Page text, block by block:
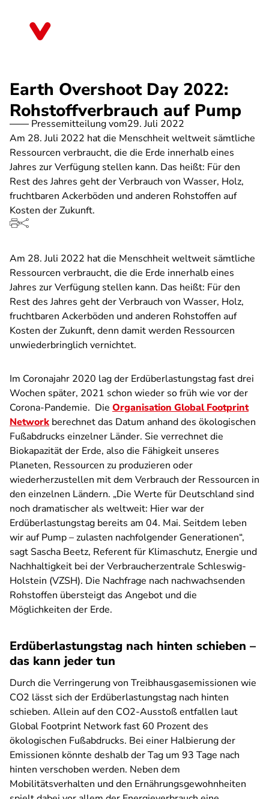
Earth Overshoot Day 2022:
Rohstoffverbrauch auf Pump
Pressemitteilung vom29. Juli 2022
Am 28. Juli 2022 hat die Menschheit weltweit sämtliche
Ressourcen verbraucht, die die Erde innerhalb eines
Jahres zur Verfügung stellen kann. Das heißt: Für den
Rest des Jahres geht der Verbrauch von Wasser, Holz,
fruchtbaren Ackerböden und anderen Rohstoffen auf
Kosten der Zukunft.
Am 28. Juli 2022 hat die Menschheit weltweit sämtliche
Ressourcen verbraucht, die die Erde innerhalb eines
Jahres zur Verfügung stellen kann. Das heißt: Für den
Rest des Jahres geht der Verbrauch von Wasser, Holz,
fruchtbaren Ackerböden und anderen Rohstoffen auf
Kosten der Zukunft, denn damit werden Ressourcen
unwiederbringlich vernichtet.
Im Coronajahr 2020 lag der Erdüberlastungstag fast drei
Wochen später, 2021 schon wieder so früh wie vor der
Corona-Pandemie. Die Organisation Global Footprint
Network berechnet das Datum anhand des ökologischen
Fußabdrucks einzelner Länder. Sie verrechnet die
Biokapazität der Erde, also die Fähigkeit unseres
Planeten, Ressourcen zu produzieren oder
wiederherzustellen mit dem Verbrauch der Ressourcen in
den einzelnen Ländern. „Die Werte für Deutschland sind
noch dramatischer als weltweit: Hier war der
Erdüberlastungstag bereits am 04. Mai. Seitdem leben
wir auf Pump – zulasten nachfolgender Generationen“,
sagt Sascha Beetz, Referent für Klimaschutz, Energie und
Nachhaltigkeit bei der Verbraucherzentrale Schleswig-
Holstein (VZSH). Die Nachfrage nach nachwachsenden
Rohstoffen übersteigt das Angebot und die
Möglichkeiten der Erde.
Erdüberlastungstag nach hinten schieben –
das kann jeder tun
Durch die Verringerung von Treibhausgasemissionen wie
CO2 lässt sich der Erdüberlastungstag nach hinten
schieben. Allein auf den CO2-Ausstoß entfallen laut
Global Footprint Network fast 60 Prozent des
ökologischen Fußabdrucks. Bei einer Halbierung der
Emissionen könnte deshalb der Tag um 93 Tage nach
hinten verschoben werden. Neben dem
Mobilitätsverhalten und den Ernährungsgewohnheiten